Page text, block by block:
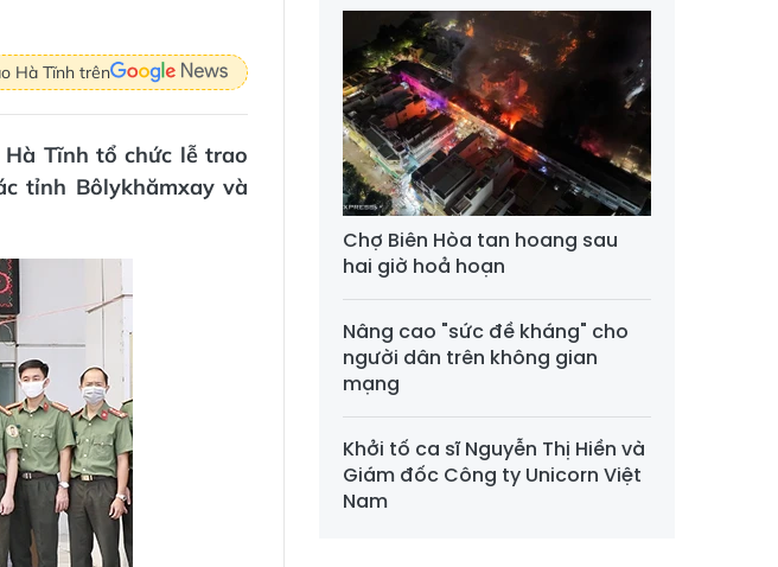
Hà Tĩnh trên
Hà Tĩnh tổ chức lễ trao
tỉnh Bôlykhămxay và
Chợ Biên Hòa tan hoang sau
hai giờ hoả hoạn
Nâng cao "sức đề kháng" cho
người dân trên không gian
mạng
Khởi tố ca sĩ Nguyễn Thị Hiền và
Giám đốc Công ty Unicorn Việt
Nam